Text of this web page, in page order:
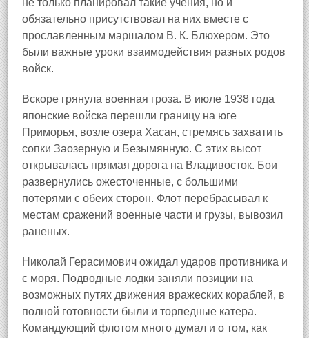
не только планировал такие учения, но и
обязательно присутствовал на них вместе с
прославленным маршалом В. К. Блюхером. Это
были важные уроки взаимодействия разных родов
войск.
Вскоре грянула военная гроза. В июле 1938 года
японские войска перешли границу на юге
Приморья, возле озера Хасан, стремясь захватить
сопки Заозерную и Безымянную. С этих высот
открывалась прямая дорога на Владивосток. Бои
развернулись ожесточенные, с большими
потерями с обеих сторон. Флот перебрасывал к
местам сражений военные части и грузы, вывозил
раненых.
Николай Герасимович ожидал ударов противника и
с моря. Подводные лодки заняли позиции на
возможных путях движения вражеских кораблей, в
полной готовности были и торпедные катера.
Командующий флотом много думал и о том, как